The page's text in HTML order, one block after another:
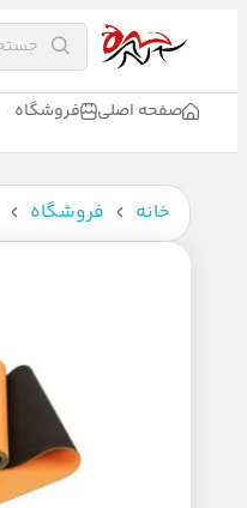
صفحه اصلی فروشگاه
خانه فروشگاه